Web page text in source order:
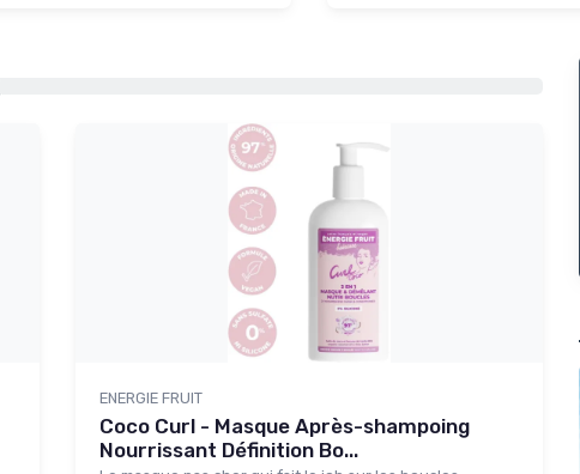
ENERGIE FRUIT
Coco Curl - Masque Après-shampoing
Nourrissant Définition Bo...